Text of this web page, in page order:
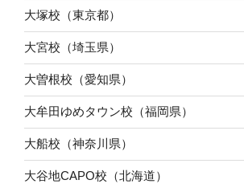
大塚校（東京都）
大宮校（埼玉県）
大曽根校（愛知県）
大牟田ゆめタウン校（福岡県）
大船校（神奈川県）
大谷地CAPO校（北海道）